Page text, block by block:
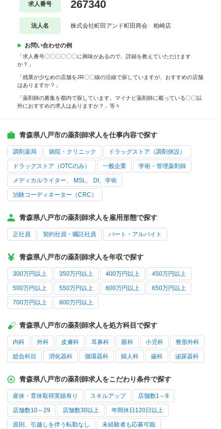
求人番号 267340
法人名 株式会社町田アンド町田商会 柏崎店
お問い合わせの例
「求人番号〇〇〇〇〇〇に興味があるので、詳細を教えていただけます
か？」
「残業が少なめの店舗をJR〇〇線の沿線で探していますが、おすすめの店舗
はありますか？」
「薬剤師の募集を都内で探しています。マイナビ薬剤師に載っている〇〇以
外におすすめの求人はありますか？」等々
青森県八戸市の薬剤師求人を仕事内容で探す
調剤薬局 病院・クリニック ドラッグストア（調剤併設）
ドラッグストア（OTCのみ） 一般企業 学術・管理薬剤師
メディカルライター、 MSL、 DI、学術
治験コーディネーター（CRC）
青森県八戸市の薬剤師求人を雇用形態で探す
正社員 契約社員・嘱託社員 パート・アルバイト
青森県八戸市の薬剤師求人を年収で探す
300万円以上 350万円以上 400万円以上 450万円以上
500万円以上 550万円以上 600万円以上 650万円以上
700万円以上 800万円以上
青森県八戸市の薬剤師求人を処方科目で探す
内科 外科 皮膚科 耳鼻科 眼科 小児科 整形外科
総合科目 消化器科 循環器科 婦人科 歯科 泌尿器科
青森県八戸市の薬剤師求人をこだわり条件で探す
産休・育休取得実績有り スキルアップ 店舗数1～9
店舗数10～29 店舗数30以上 年間休日120日以上
原則、引越しを伴う転勤なし 未経験者も応募可能